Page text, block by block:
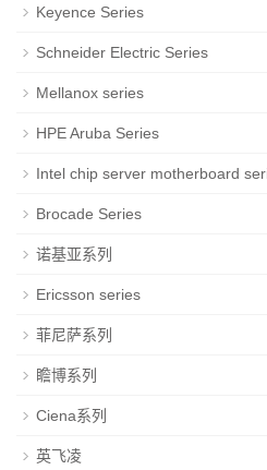
Keyence Series
Schneider Electric Series
Mellanox series
HPE Aruba Series
Intel chip server motherboard
Brocade Series
诺基亚系列
Ericsson series
菲尼萨系列
瞻博系列
Ciena系列
英飞凌